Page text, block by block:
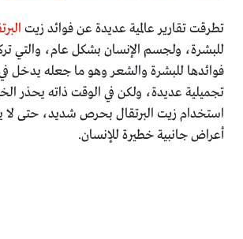
تطرقت تقارير عالمية عديدة عن فوائد زيت
‏للبشرة، ولجسم الإنسان بشكل عام، والتي
فوائدها للبشرة والشعر وهو ما جعله يدخل
‏تجميلية عديدة، ولكن في الوقت ذاته يحذر
استخدام زيت البرتقال بحرص شديد، حتى لا
أعراض جانبية خطيرة للإنسان.